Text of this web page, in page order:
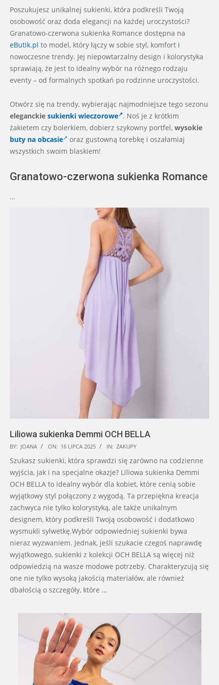
09-
18
Poszukujesz unikalnej sukienki, która podkreśli Twoją
osobowość oraz doda elegancji na każdej uroczystości?
Granatowo-czerwona sukienka Romance dostępna na
eButik.pl to model, który łączy w sobie styl, komfort i
nowoczesne trendy. Jej niepowtarzalny design i kolorystyka
sprawiają, że jest to idealny wybór na różnego rodzaju
eventy – od formalnych spotkań po rodzinne uroczystości.
Otwórz się na trendy, wybierając najmodniejsze tego sezonu
eleganckie sukienki wieczorowe . Noś je z krótkim
żakietem czy bolerkiem, dobierz szykowny portfel, wysokie
buty na obcasie
oraz gustowną torebkę i oszałamiaj
wszystkich swoim blaskiem!
Granatowo-czerwona sukienka Romance
…
Liliowa sukienka Demmi OCH BELLA
2025-
07-
16
BY: JOANA ON: 16 LIPCA 2025 IN: ZAKUPY
Szukasz sukienki, która sprawdzi się zarówno na codzienne
wyjścia, jak i na specjalne okazje? Liliowa sukienka Demmi
OCH BELLA to idealny wybór dla kobiet, które cenią sobie
wyjątkowy styl połączony z wygodą. Ta przepiękna kreacja
zachwyca nie tylko kolorystyką, ale także unikalnym
designem, który podkreśli Twoją osobowość i dodatkowo
wysmukli sylwetkę.Wybór odpowiedniej sukienki bywa
nieraz wyzwaniem. Jednak, jeśli szukacie czegoś naprawdę
wyjątkowego, sukienki z kolekcji OCH BELLA są więcej niż
odpowiedzią na wasze modowe potrzeby. Charakteryzują się
one nie tylko wysoką jakością materiałów, ale również
dbałością o szczegóły, które …